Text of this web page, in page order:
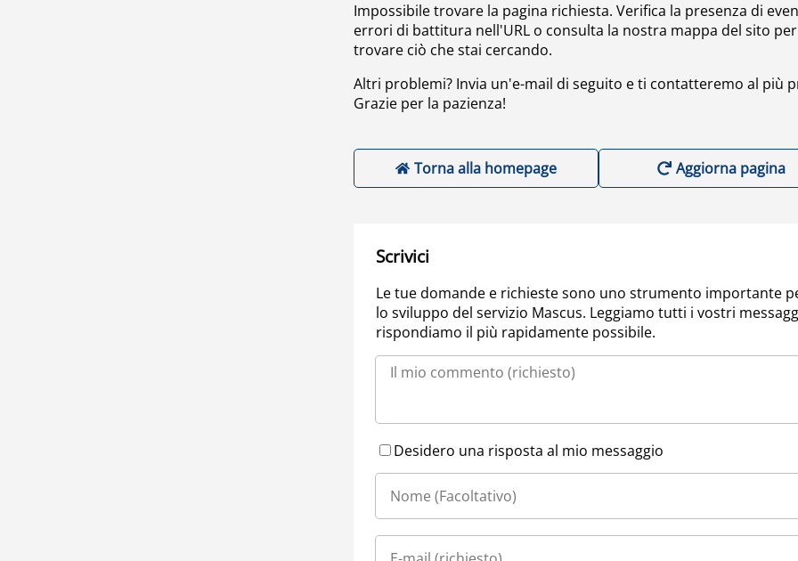
Impossibile trovare la pagina richiesta. Verifica la presenza di
errori di battitura nell'URL o consulta la nostra mappa del sito per
trovare ciò che stai cercando.
Altri problemi? Invia un'e-mail di seguito e ti contatteremo al più
Grazie per la pazienza!
Torna alla homepage Aggiorna pagina
Scrivici
Le tue domande e richieste sono uno strumento importante
lo sviluppo del servizio Mascus. Leggiamo tutti i vostri
rispondiamo il più rapidamente possibile.
Desidero una risposta al mio messaggio